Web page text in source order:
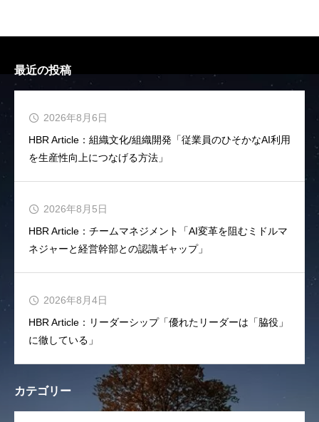
最近の投稿
HBR Article：組織文化/組織開発「従業員のひそかなAI利用
を生産性向上につなげる方法」
2026年8月6日
HBR Article：チームマネジメント「AI変革を阻むミドルマ
ネジャーと経営幹部との認識ギャップ」
2026年8月5日
HBR Article：リーダーシップ「優れたリーダーは「脇役」
に徹している」
2026年8月4日
カテゴリー